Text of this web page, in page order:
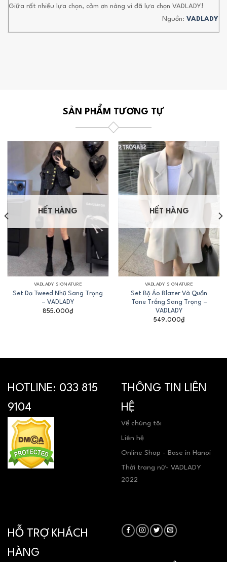
Giữa rất nhiều lựa chọn, cảm ơn nàng vì đã lựa chọn VADLADY!
Nguồn: VADLADY
SẢN PHẨM TƯƠNG TỰ
HẾT HÀNG
VADLADY SIGNATURE
Set Dạ Tweed Nhũ Sang Trọng
– VADLADY
855.000₫
HẾT HÀNG
VADLADY SIGNATURE
Set Bộ Áo Blazer Và Quần
Tone Trắng Sang Trọng –
VADLADY
549.000₫
HOTLINE: 033 815
9104
THÔNG TIN LIÊN
HỆ
Về chúng tôi
Liên hệ
Online Shop - Base in Hanoi
Thời trang nữ- VADLADY
2022
HỖ TRỢ KHÁCH
HÀNG